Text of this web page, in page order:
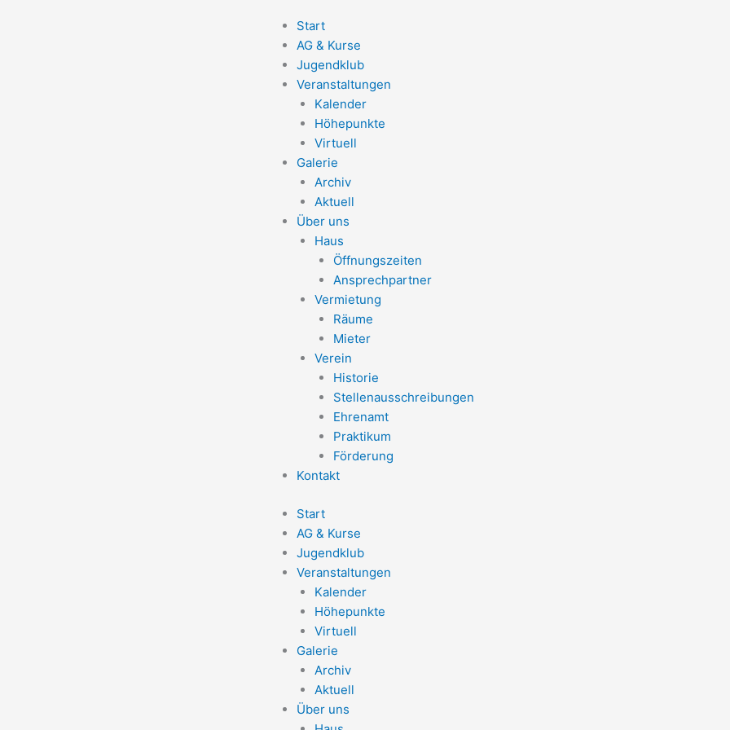
Start
AG & Kurse
Jugendklub
Veranstaltungen
Kalender
Höhepunkte
Virtuell
Galerie
Archiv
Aktuell
Über uns
Haus
Öffnungszeiten
Ansprechpartner
Vermietung
Räume
Mieter
Verein
Historie
Stellenausschreibungen
Ehrenamt
Praktikum
Förderung
Kontakt
Start
AG & Kurse
Jugendklub
Veranstaltungen
Kalender
Höhepunkte
Virtuell
Galerie
Archiv
Aktuell
Über uns